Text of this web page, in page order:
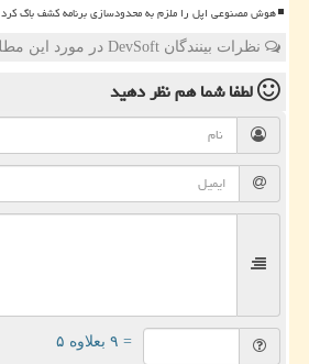
هوش مصنوعی اپل را ملزم به محدودسازی برنامه کشف باگ کرد
نظرات بینندگان DevSoft در مورد این مطلب
لطفا شما همنظر دهید
= ۹ بعلاوه ۵